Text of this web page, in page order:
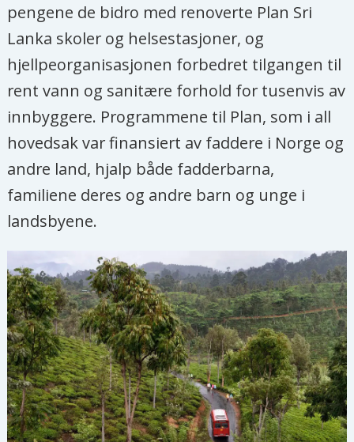
pengene de bidro med renoverte Plan Sri
Lanka skoler og helsestasjoner, og
hjellpeorganisasjonen forbedret tilgangen til
rent vann og sanitære forhold for tusenvis av
innbyggere. Programmene til Plan, som i all
hovedsak var finansiert av faddere i Norge og
andre land, hjalp både fadderbarna,
familiene deres og andre barn og unge i
landsbyene.